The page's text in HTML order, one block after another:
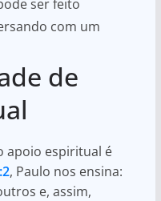
ser feito
com um
de
apoio espiritual é
, Paulo nos ensina:
e, assim,